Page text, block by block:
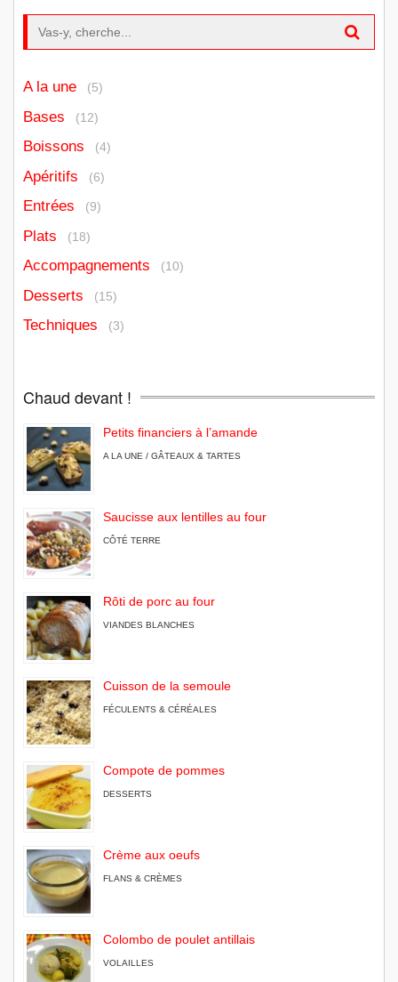
A la une (5)
Bases (12)
Boissons (4)
Apéritifs (6)
Entrées (9)
Plats (18)
Accompagnements (10)
Desserts (15)
Techniques (3)
Chaud devant !
Petits financiers à l’amande
A LA UNE / GÂTEAUX & TARTES
Saucisse aux lentilles au four
CÔTÉ TERRE
Rôti de porc au four
VIANDES BLANCHES
Cuisson de la semoule
FÉCULENTS & CÉRÉALES
Compote de pommes
DESSERTS
Crème aux oeufs
FLANS & CRÈMES
Colombo de poulet antillais
VOLAILLES